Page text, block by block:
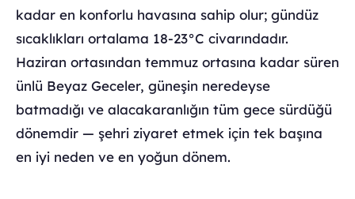
kadar en konforlu havasına sahip olur; gündüz
sıcaklıkları ortalama 18-23°C civarındadır.
Haziran ortasından temmuz ortasına kadar süren
ünlü Beyaz Geceler, güneşin neredeyse
batmadığı ve alacakaranlığın tüm gece sürdüğü
dönemdir — şehri ziyaret etmek için tek başına
en iyi neden ve en yoğun dönem.